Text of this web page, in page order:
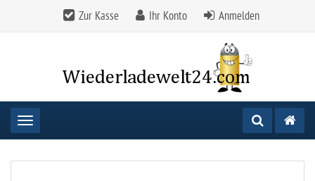
Zur Kasse Ihr Konto Anmelden
Toggle navigation